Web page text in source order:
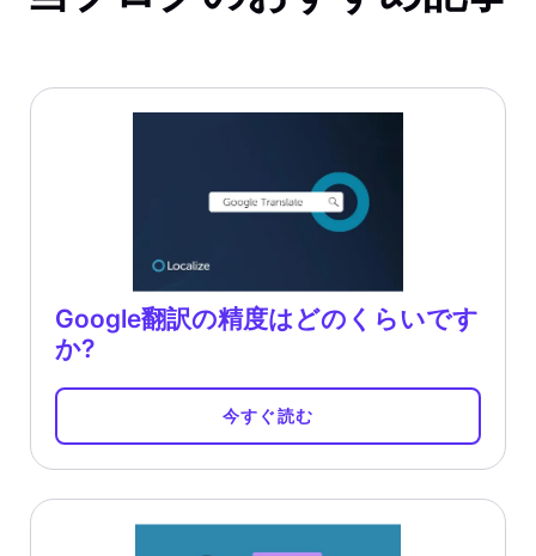
Google翻訳の精度はどのくらいです
か?
今すぐ読む